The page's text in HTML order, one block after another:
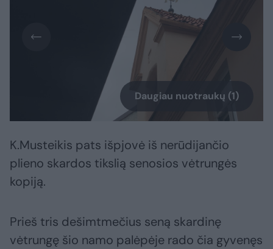
Daugiau nuotraukų (1)
K.Musteikis pats išpjovė iš nerūdijančio
plieno skardos tikslią senosios vėtrungės
kopiją.
Prieš tris dešimtmečius seną skardinę
vėtrungę šio namo palėpėje rado čia gyvenęs